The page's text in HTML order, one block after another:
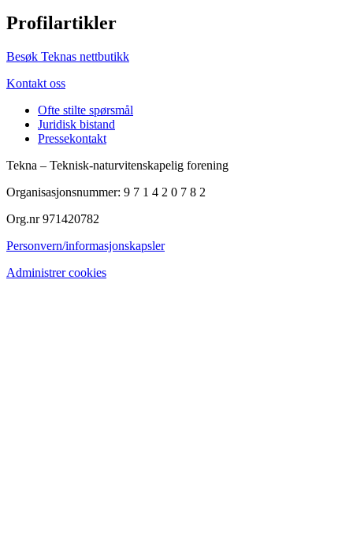
Profilartikler
Besøk Teknas nettbutikk
Kontakt oss
Ofte stilte spørsmål
Juridisk bistand
Pressekontakt
Tekna – Teknisk-naturvitenskapelig forening
Organisasjonsnummer: 9 7 1 4 2 0 7 8 2
Org.nr 971420782
Personvern/informasjonskapsler
Administrer cookies